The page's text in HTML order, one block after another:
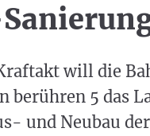
will die
berühren 5 das
und Neubau